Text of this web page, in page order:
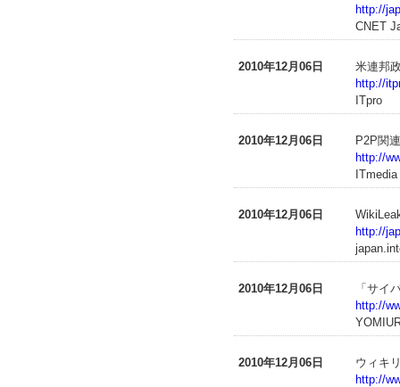
http://
CNET
2010年12月06日
米連邦
http://
ITpro
2010年12月06日
P2P関
http://
ITmedia
2010年12月06日
http://
2010年12月06日
「サイ
http://
2010年12月06日
ウィキ
http://